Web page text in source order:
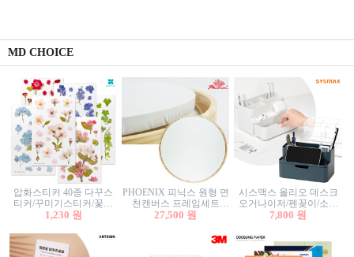
MD CHOICE
압화스티커 40종 다꾸스
티커/꾸미기스티커/꽃스
티커/압화꽃책갈피/팬시
1,230 원
PHOENIX 피닉스 원형 면
천캔버스 프레임세트
30cm/원형캔버스/플로팅
27,500 원
시스맥스 올리오 데스크
오거나이저/펜꽂이/소품
꽂이/소품함/정리함/수납
7,800 원